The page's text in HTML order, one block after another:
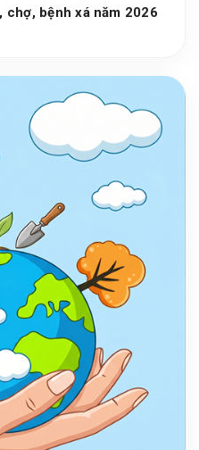
chợ, bệnh xá năm 2026